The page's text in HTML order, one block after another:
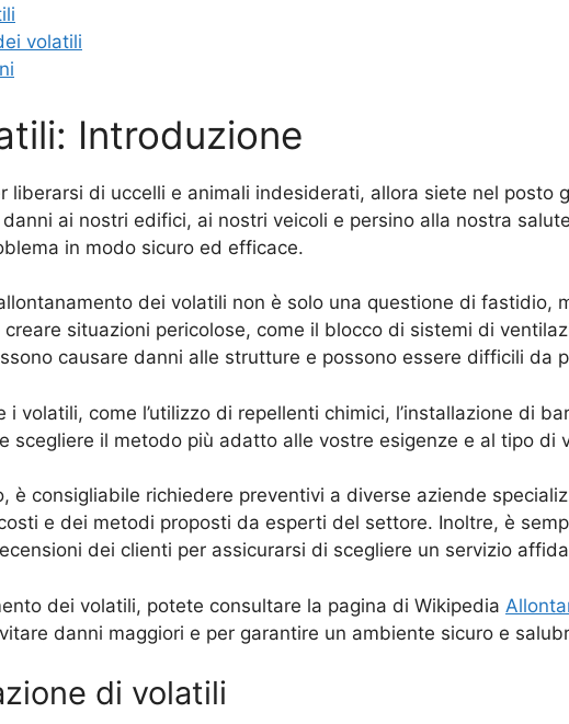
volatili
Introduzione
di uccelli e animali indesiderati, allora siete nel posto
ai nostri edifici, ai nostri veicoli e persino alla nostra
in modo sicuro ed efficace.
dei volatili non è solo una questione di fastidio,
situazioni pericolose, come il blocco di sistemi di
causare danni alle strutture e possono essere difficili da
volatili, come l’utilizzo di repellenti chimici, l’installazione di
scegliere il metodo più adatto alle vostre esigenze e al tipo di
è consigliabile richiedere preventivi a diverse aziende
e dei metodi proposti da esperti del settore. Inoltre, è
dei clienti per assicurarsi di scegliere un servizio
dei volatili, potete consultare la pagina di Wikipedia
danni maggiori e per garantire un ambiente sicuro e
di volatili